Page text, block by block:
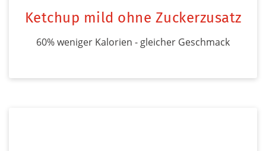
Ketchup mild ohne Zuckerzusatz
60% weniger Kalorien - gleicher Geschmack